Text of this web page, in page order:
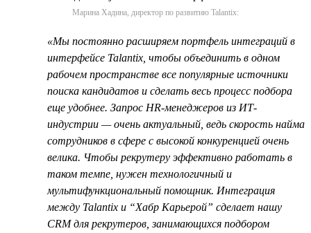
Марина Хадина, директор по развитию Talantix:
«Мы постоянно расширяем портфель интеграций в
интерфейсе Talantiх, чтобы объединить в одном
рабочем пространстве все популярные источники
поиска кандидатов и сделать весь процесс подбора
еще удобнее. Запрос HR-менеджеров из ИТ-
индустрии — очень актуальный, ведь скорость найма
сотрудников в сфере с высокой конкуренцией очень
велика. Чтобы рекрутеру эффективно работать в
таком темпе, нужен технологичный и
мультифункциональный помощник. Интеграция
между Talantix и “Хабр Карьерой” сделает нашу
CRM для рекрутеров, занимающихся подбором